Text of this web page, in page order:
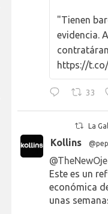
"Tienen
evidencia.
https://
33
La
Kollins
Este es un
económica
unas